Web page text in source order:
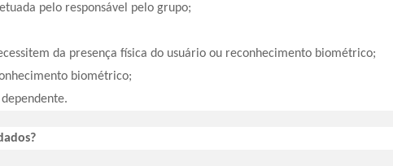
pelo responsável pelo grupo;
da presença física do usuário ou reconhecimento biométrico;
biométrico;